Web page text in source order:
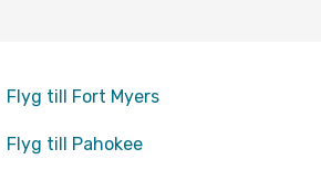
Flyg till Fort Myers
Flyg till Pahokee